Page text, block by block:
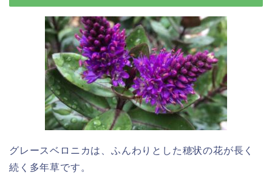
グレースベロニカは、ふんわりとした穂状の花が長く
続く多年草です。